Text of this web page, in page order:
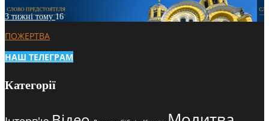
3 тижні тому16
ПОЖЕРТВА
НАШ ТЕЛЕГРАМ
Категорії